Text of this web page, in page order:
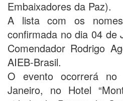
Embaixadores da Paz).
A lista com os
confirmada no dia 04 de
Comendador Rodrigo
AIEB-Brasil.
O evento ocorrerá
Janeiro, no Hotel